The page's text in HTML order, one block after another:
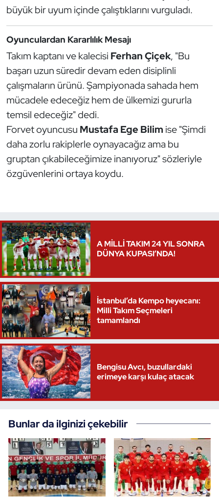
büyük bir uyum içinde çalıştıklarını vurguladı.
Oyunculardan Kararlılık Mesajı
Takım kaptanı ve kalecisi Ferhan Çiçek, "Bu
başarı uzun süredir devam eden disiplinli
çalışmaların ürünü. Şampiyonada sahada hem
mücadele edeceğiz hem de ülkemizi gururla
temsil edeceğiz" dedi.
Forvet oyuncusu Mustafa Ege Bilimise "Şimdi
daha zorlu rakiplerle oynayacağız ama bu
gruptan çıkabileceğimize inanıyoruz" sözleriyle
özgüvenlerini ortaya koydu.
A MİLLİ TAKIM 24 YIL SONRA
DÜNYA KUPASI’NDA!
İstanbul’da Kempo heyecanı:
Milli Takım Seçmeleri
tamamlandı
Bengisu Avcı, buzullardaki
erimeye karşı kulaç atacak
Bunlar da ilginizi çekebilir
Voleybol
Vücut Geliştirme Fitness
Wushu Kungfu
Yelken
Yüzme